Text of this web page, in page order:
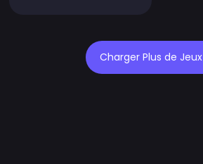
Charger Plus de Jeux